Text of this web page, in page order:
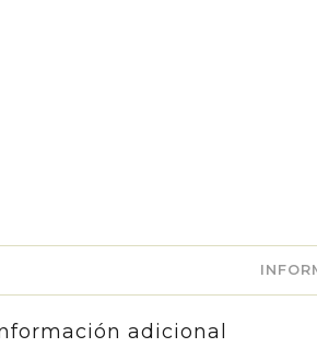
adicional